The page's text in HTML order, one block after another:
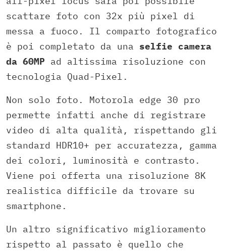
scattare foto con 32x più pixel di
messa a fuoco. Il comparto fotografico
è poi completato da una selfie camera
da 60MP ad altissima risoluzione con
tecnologia Quad-Pixel.
Non solo foto. Motorola edge 30 pro
permette infatti anche di registrare
video di alta qualità, rispettando gli
standard HDR10+ per accuratezza, gamma
dei colori, luminosità e contrasto.
Viene poi offerta una risoluzione 8K
realistica difficile da trovare su
smartphone.
Un altro significativo miglioramento
rispetto al passato è quello che